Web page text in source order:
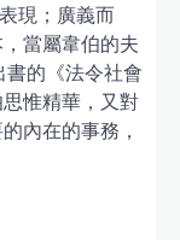
現；廣義而
當屬韋伯的夫
書的《法令社會
惟精華，又對
內在的事務，